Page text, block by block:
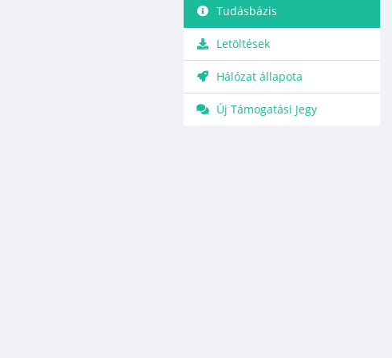
Tudásbázis
Letöltések
Hálózat állapota
Új Támogatási Jegy